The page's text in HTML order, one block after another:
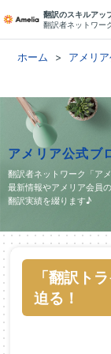
翻訳のスキルアッ
翻訳者ネットワ
ホーム アメリ
アメリア公式ブ
翻訳者ネットワーク「アメ
最新情報やアメリア会員
翻訳実績を綴ります♪
「翻訳ト
迫る！